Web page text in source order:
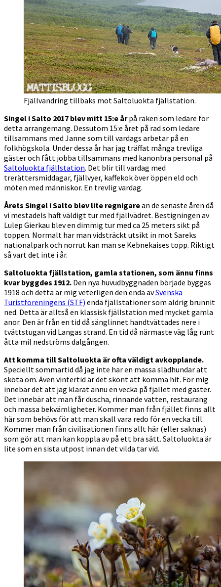
Fjällvandring tillbaks mot Saltoluokta fjällstation.
Singel i Salto 2017 blev mitt 15:e årpå raken som ledare för
detta arrangemang. Dessutom 15:e året på rad som ledare
tillsammans med Janne som till vardags arbetar på en
folkhögskola. Under dessa år har jag träffat många trevliga
gäster och fått jobba tillsammans med kanonbra personal på
Saltoluokta fjällstation. Det blir till vardag med
trerättersmiddagar, fjällvyer, kaffekok över öppen eld och
möten med människor. En trevlig vardag.
Årets Singel i Salto blev lite regnigareän de senaste åren då
vi mestadels haft väldigt tur med fjällvädret. Bestigningen av
Lulep Gierkau blev en dimmig tur med ca 25 meters sikt på
toppen. Normalt har man vidsträckt utsikt in mot Sareks
nationalpark och norrut kan man se Kebnekaises topp. Riktigt
så vart det inte i år.
Saltoluokta fjällstation, gamla stationen, som ännu finns
kvar byggdes 1912. Den nya huvudbyggnaden började byggas
1918 och detta är mig veterligen den enda avSvenska
Turistföreningens (STF) enda fjällstationer som aldrig brunnit
ned. Detta är alltså en klassisk fjällstation med mycket gamla
anor. Den är från en tid då sänglinnet handtvättades nere i
tvättstugan vid Langas strand. En tid då närmaste väg låg runt
åtta mil nedströms dalgången.
Att komma till Saltoluokta är ofta väldigt avkopplande.
Speciellt sommartid då jag inte har en massa slädhundar att
sköta om. Även vintertid är det skönt att komma hit. För mig
innebär det att jag klarat ännu en vecka på fjället med gäster.
Det innebär att man får duscha, rinnande vatten, restaurang
och massa bekvämligheter. Kommer man från fjället finns allt
här som behövs för att man skall vara redo för en vecka till.
Kommer man från civilisationen finns allt här (eller saknas)
som gör att man kan koppla av på ett bra sätt. Saltoluokta är
lite som en sista utpost innan det vilda tar vid.